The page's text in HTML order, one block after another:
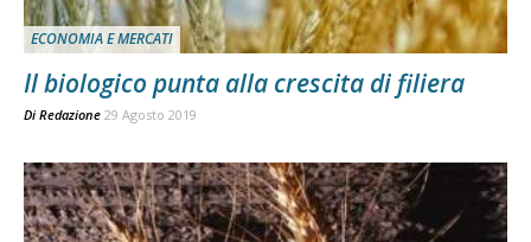
ECONOMIA E MERCATI
Il biologico punta alla crescita di filiera
Di Redazione 29 Agosto 2019